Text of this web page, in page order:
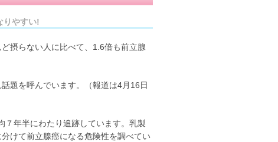
りやすい!
摂らない人に比べて、1.6倍も前立腺
題を呼んでいます。（報道は4月16日
年半にわたり追跡しています。乳製
けて前立腺癌になる危険性を調べてい